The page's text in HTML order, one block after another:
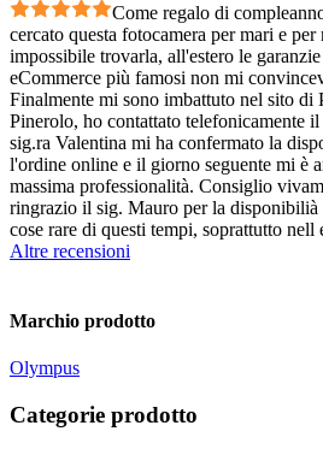
Come regalo di
cercato questa fotocamera per mari e
impossibile trovarla, all'estero le
eCommerce più famosi non mi
Finalmente mi sono imbattuto nel sito di
Pinerolo, ho contattato telefonicamente
sig.ra Valentina mi ha confermato la
l'ordine online e il giorno seguente mi è
massima professionalità. Consiglio
ringrazio il sig. Mauro per la disponibilià
cose rare di questi tempi, soprattutto nell
Altre recensioni
Marchio prodotto
Olympus
Categorie prodotto